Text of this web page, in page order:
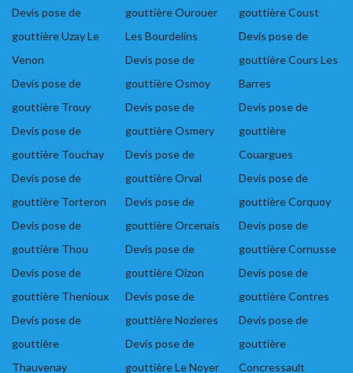
Devis pose de
gouttière Uzay Le
Venon
Devis pose de
gouttière Trouy
Devis pose de
gouttière Touchay
Devis pose de
gouttière Torteron
Devis pose de
gouttière Thou
Devis pose de
gouttière Thenioux
Devis pose de
gouttière
Thauvenay
gouttière Ourouer
Les Bourdelins
Devis pose de
gouttière Osmoy
Devis pose de
gouttière Osmery
Devis pose de
gouttière Orval
Devis pose de
gouttière Orcenais
Devis pose de
gouttière Oizon
Devis pose de
gouttière Nozieres
Devis pose de
gouttière Le Noyer
gouttière Coust
Devis pose de
gouttière Cours Les
Barres
Devis pose de
gouttière
Couargues
Devis pose de
gouttière Corquoy
Devis pose de
gouttière Cornusse
Devis pose de
gouttière Contres
Devis pose de
gouttière
Concressault